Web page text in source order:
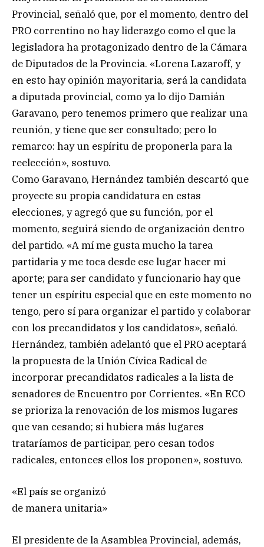
Provincial, señaló que, por el momento, dentro del
PRO correntino no hay liderazgo como el que la
legisladora ha protagonizado dentro de la Cámara
de Diputados de la Provincia. «Lorena Lazaroff, y
en esto hay opinión mayoritaria, será la candidata
a diputada provincial, como ya lo dijo Damián
Garavano, pero tenemos primero que realizar una
reunión, y tiene que ser consultado; pero lo
remarco: hay un espíritu de proponerla para la
reelección», sostuvo.
Como Garavano, Hernández también descartó que
proyecte su propia candidatura en estas
elecciones, y agregó que su función, por el
momento, seguirá siendo de organización dentro
del partido. «A mí me gusta mucho la tarea
partidaria y me toca desde ese lugar hacer mi
aporte; para ser candidato y funcionario hay que
tener un espíritu especial que en este momento no
tengo, pero sí para organizar el partido y colaborar
con los precandidatos y los candidatos», señaló.
Hernández, también adelantó que el PRO aceptará
la propuesta de la Unión Cívica Radical de
incorporar precandidatos radicales a la lista de
senadores de Encuentro por Corrientes. «En ECO
se prioriza la renovación de los mismos lugares
que van cesando; si hubiera más lugares
trataríamos de participar, pero cesan todos
radicales, entonces ellos los proponen», sostuvo.
«El país se organizó
de manera unitaria»
El presidente de la Asamblea Provincial, además,